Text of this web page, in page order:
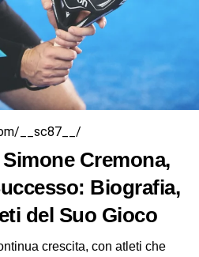
World Padel Tour
Con la sua presenza in
a promuovere lo sport
più accessibile a livello
offerta dal tour ha attirato
a far crescere
__sc87__/
Cremona,
Biografia,
del Suo Gioco
crescita, con atleti che